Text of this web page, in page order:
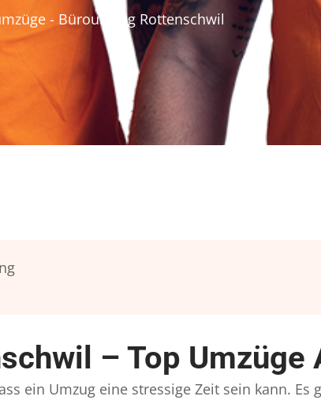
- Büroumzug Rottenschwil
– Top
ein Umzug eine stressige Zeit sein kann.